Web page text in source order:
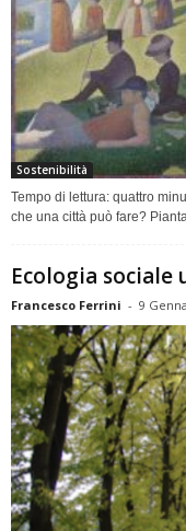
Sostenibilità
Tempo di lettura: quattro
che una città può fare?
Ecologia sociale
Francesco Ferrini - 9